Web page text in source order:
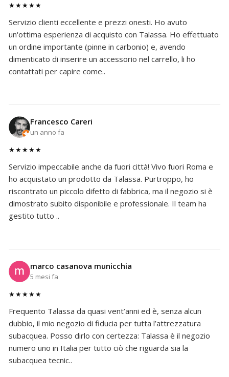
★★★★★
Servizio clienti eccellente e prezzi onesti. Ho avuto
un'ottima esperienza di acquisto con Talassa. Ho effettuato
un ordine importante (pinne in carbonio) e, avendo
dimenticato di inserire un accessorio nel carrello, li ho
contattati per capire come..
Francesco Careri
un anno fa
★★★★★
Servizio impeccabile anche da fuori città! Vivo fuori Roma e
ho acquistato un prodotto da Talassa. Purtroppo, ho
riscontrato un piccolo difetto di fabbrica, ma il negozio si è
dimostrato subito disponibile e professionale. Il team ha
gestito tutto ..
marco casanova municchia
5 mesi fa
★★★★★
Frequento Talassa da quasi vent’anni ed è, senza alcun
dubbio, il mio negozio di fiducia per tutta l’attrezzatura
subacquea. Posso dirlo con certezza: Talassa è il negozio
numero uno in Italia per tutto ciò che riguarda sia la
subacquea tecnic..